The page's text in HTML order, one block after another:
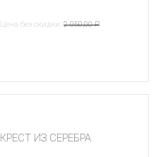
Цена без скидки: 2 050,00 ₽
КРЕСТ ИЗ СЕРЕБРА